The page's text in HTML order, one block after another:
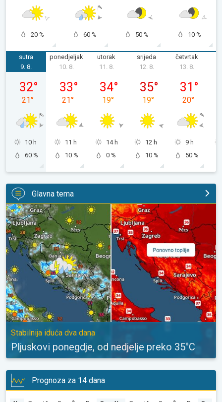
20 % 60 % 50 % 10 %
sutra
nedjelja, 09. 08.
9. 8.
32°
21°
10 h
60 %
ponedjeljak
10. 8.
33°
21°
11 h
10 %
utorak
11. 8.
34°
19°
14 h
0 %
srijeda
12. 8.
35°
19°
12 h
10 %
četvrtak
13. 8.
31 °
20°
9 h
50 %
Glavna tema
Pljuskovi ponegdje, od nedjelje preko 35°C. Stabilnija iduća
Stabilnija iduća dva dana
Pljuskovi ponegdje, od nedjelje preko 35°C
Prognoza za 14 dana